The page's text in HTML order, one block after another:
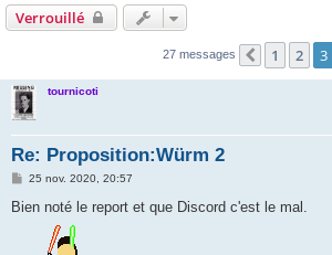
Verrouillé
27 messages Précédente
1 2 3
tournicoti
Re: Proposition:Würm 2
M
s
25 nov. 2020, 20:57
Bien noté le report et que Discord c'est le mal.